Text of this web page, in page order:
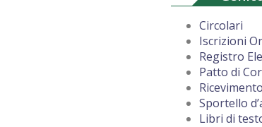
Circolari
Iscrizioni
Registro
Patto di
Sportello
Libri di